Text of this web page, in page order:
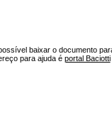
baixar o documento
para ajuda é portal Baciotti